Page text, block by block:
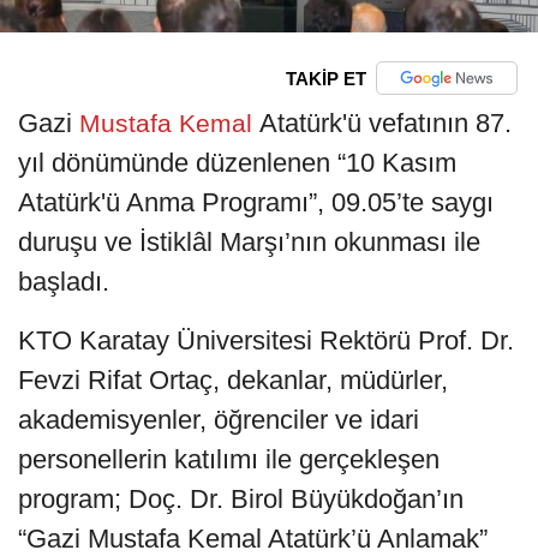
TAKİP ET
Gazi Mustafa Kemal Atatürk'ü vefatının 87.
yıl dönümünde düzenlenen “10 Kasım
Atatürk'ü Anma Programı”, 09.05’te saygı
duruşu ve İstiklâl Marşı’nın okunması ile
başladı.
KTO Karatay Üniversitesi Rektörü Prof. Dr.
Fevzi Rifat Ortaç, dekanlar, müdürler,
akademisyenler, öğrenciler ve idari
personellerin katılımı ile gerçekleşen
program; Doç. Dr. Birol Büyükdoğan’ın
“Gazi Mustafa Kemal Atatürk’ü Anlamak”